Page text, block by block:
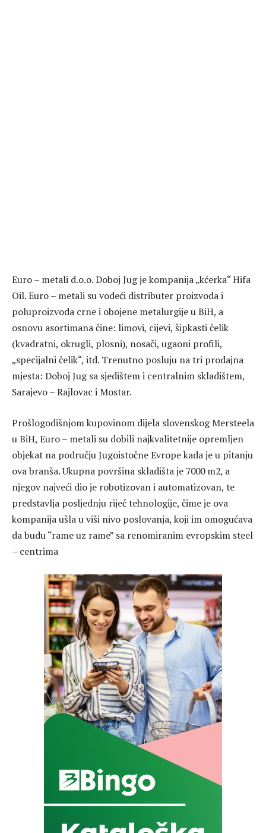
Euro – metali d.o.o. Doboj Jug je kompanija „kćerka“ Hifa
Oil. Euro – metali su vodeći distributer proizvoda i
poluproizvoda crne i obojene metalurgije u BiH, a
osnovu asortimana čine: limovi, cijevi, šipkasti čelik
(kvadratni, okrugli, plosni), nosači, ugaoni profili,
„specijalni čelik“, itd. Trenutno posluju na tri prodajna
mjesta: Doboj Jug sa sjedištem i centralnim skladištem,
Sarajevo – Rajlovac i Mostar.
Prošlogodišnjom kupovinom dijela slovenskog Mersteela
u BiH, Euro – metali su dobili najkvalitetnije opremljen
objekat na području Jugoistočne Evrope kada je u pitanju
ova branša. Ukupna površina skladišta je 7000 m2, a
njegov najveći dio je robotizovan i automatizovan, te
predstavlja posljednju riječ tehnologije, čime je ova
kompanija ušla u viši nivo poslovanja, koji im omogućava
da budu “rame uz rame” sa renomiranim evropskim steel
– centrima